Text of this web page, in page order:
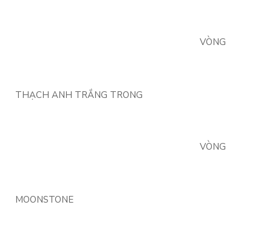
VÒNG
THẠCH ANH TRẮNG TRONG
VÒNG
MOONSTONE